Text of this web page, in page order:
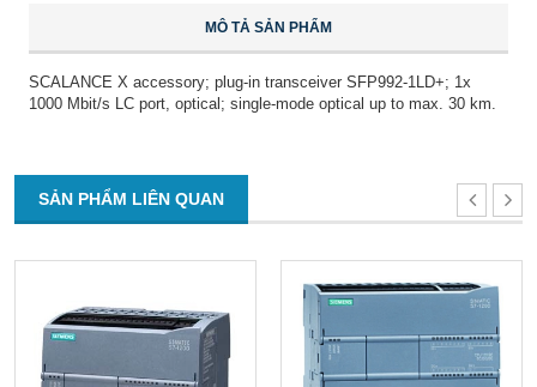
MÔ TẢ SẢN PHẨM
SCALANCE X accessory; plug-in transceiver SFP992-1LD+; 1x
1000 Mbit/s LC port, optical; single-mode optical up to max. 30 km.
SẢN PHẨM LIÊN QUAN